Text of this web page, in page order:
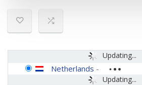
Updating...
Updating...
Netherlands -